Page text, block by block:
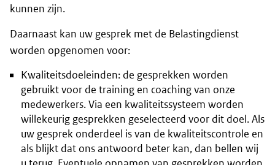
kunnen zijn.
Daarnaast kan uw gesprek met de Belastingdienst
worden opgenomen voor:
Kwaliteitsdoeleinden: de gesprekken worden
gebruikt voor de training en coaching van onze
medewerkers. Via een kwaliteitssysteem worden
willekeurig gesprekken geselecteerd voor dit doel. Als
uw gesprek onderdeel is van de kwaliteitscontrole en
als blijkt dat ons antwoord beter kan, dan bellen wij